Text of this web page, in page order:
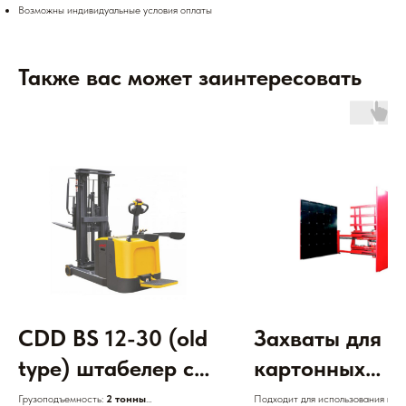
Возможны индивидуальные условия оплаты
Также вас может заинтересовать
CDD BS 12-30 (old
type) штабелер с
противовесом,
Грузоподъемность: 2 тонны
Захваты для
картонных
коробок
Подходит для использования в